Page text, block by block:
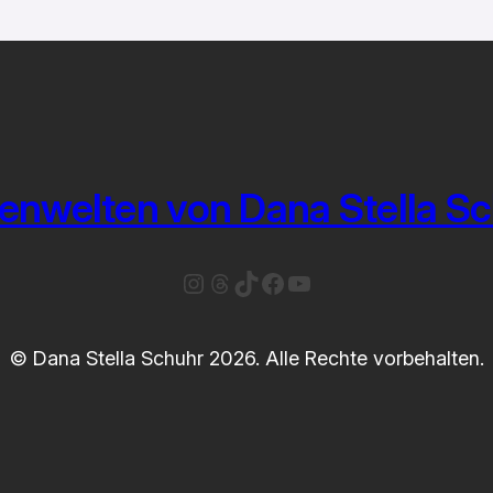
von Dana Stella
Instagram
Threads
TikTok
Facebook
YouTube
© Dana Stella Schuhr 2026. Alle Rechte vorbehalten.